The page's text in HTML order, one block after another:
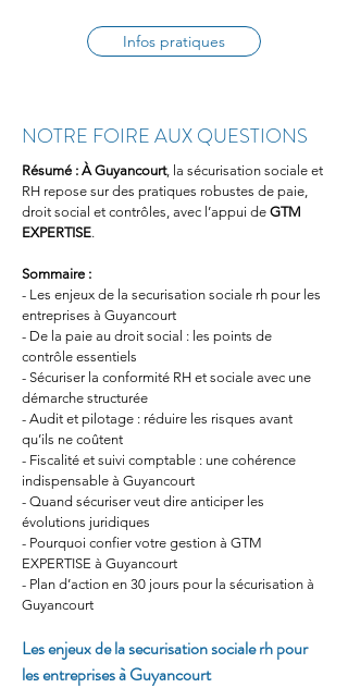
Infos pratiques
NOTRE FOIRE AUX QUESTIONS
Résumé : À Guyancourt, la sécurisation sociale et
RH repose sur des pratiques robustes de paie,
droit social et contrôles, avec l’appui de GTM
EXPERTISE.
Sommaire :
- Les enjeux de la securisation sociale rh pour les
entreprises à Guyancourt
- De la paie au droit social : les points de
contrôle essentiels
- Sécuriser la conformité RH et sociale avec une
démarche structurée
- Audit et pilotage : réduire les risques avant
qu’ils ne coûtent
- Fiscalité et suivi comptable : une cohérence
indispensable à Guyancourt
- Quand sécuriser veut dire anticiper les
évolutions juridiques
- Pourquoi confier votre gestion à GTM
EXPERTISE à Guyancourt
- Plan d’action en 30 jours pour la sécurisation à
Guyancourt
Les enjeux de la securisation sociale rh pour
les entreprises à Guyancourt